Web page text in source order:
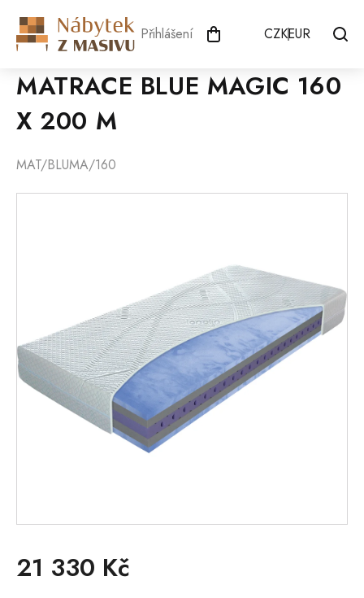
obsah
Přihlášení CZKEUR
MATRACE BLUE MAGIC 160
X 200 M
MAT/BLUMA/160
21 330 Kč